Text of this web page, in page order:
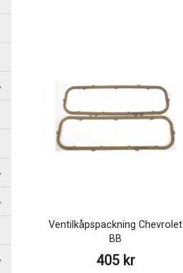
Ventilkåpspackning Chevrolet
BB
405 kr